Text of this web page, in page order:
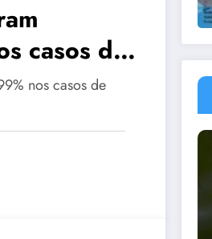
casos de
nos casos de